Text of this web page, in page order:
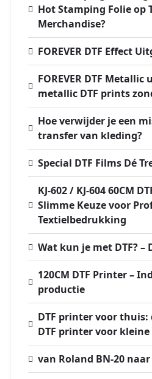
Hot Stamping Folie op
Merchandise?
FOREVER DTF Effect
FOREVER DTF Metallic
metallic DTF prints
Hoe verwijder je een
transfer van kleding?
Special DTF Films Dé
KJ-602 / KJ-604 60CM
Slimme Keuze voor
Textielbedrukking
Wat kun je met DTF? –
120CM DTF Printer –
productie
DTF printer voor thuis:
DTF printer voor
van Roland BN-20